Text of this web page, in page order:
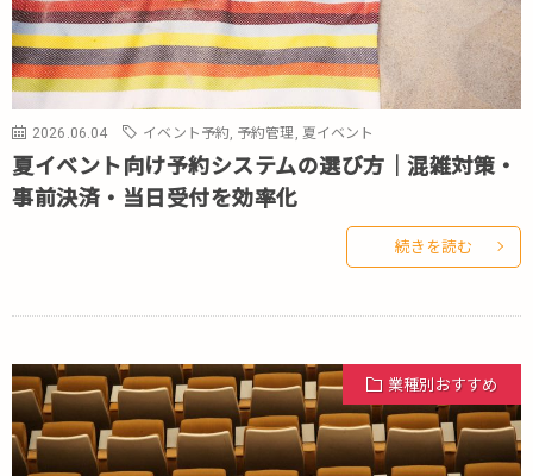
2026.06.04 イベント予約 予約管理 夏イベント
夏イベント向け予約システムの選び方｜混雑対策・
事前決済・当日受付を効率化
続きを読む
業種別おすすめ